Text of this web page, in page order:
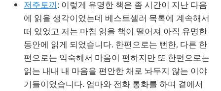
저주토끼: 이렇게 유명한 책은 좀 시간이 지난 다음
에 읽을 생각이었는데 베스트셀러 목록에 계속해서
떠 있었고 저는 마침 읽을 책이 떨어져 아직 유명한
동안에 읽게 되었습니다. 한편으로는 뻔한, 다른 한
편으로는 익숙해서 마음이 편하지만 또 한편으로는
읽는 내내 내 마음을 편안한 채로 놔두지 않는 이야
기들이었습니다. 엄마와 전화 통화를 하며 곁에서